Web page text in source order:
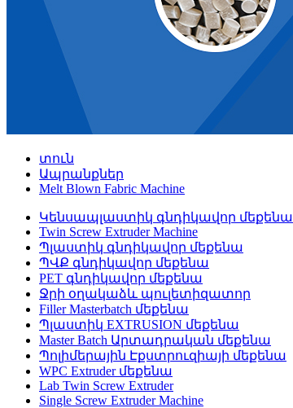
տուն
Ապրանքներ
Melt Blown Fabric Machine
Կենսապլաստիկ գնդիկավոր մեքենա
Twin Screw Extruder Machine
Պլաստիկ գնդիկավոր մեքենա
ՊՎՔ գնդիկավոր մեքենա
PET գնդիկավոր մեքենա
Ջրի օղակաձև պուլետիզատոր
Filler Masterbatch մեքենա
Պլաստիկ EXTRUSION մեքենա
Master Batch Արտադրական մեքենա
Պոլիմերային Էքստրուզիայի մեքենա
WPC Extruder մեքենա
Lab Twin Screw Extruder
Single Screw Extruder Machine